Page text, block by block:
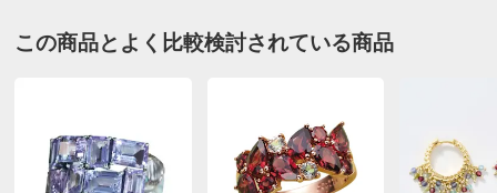
この商品とよく比較検討されている商品